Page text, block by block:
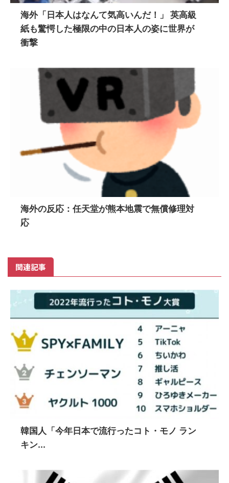
海外「日本人はなんて気高いんだ！」 英高級
紙も驚愕した極限の中の日本人の姿に世界が
衝撃
海外の反応：任天堂が熊本地震で無償修理対
応
関連記事
韓国人「今年日本で流行ったコト・モノ ラン
キン...